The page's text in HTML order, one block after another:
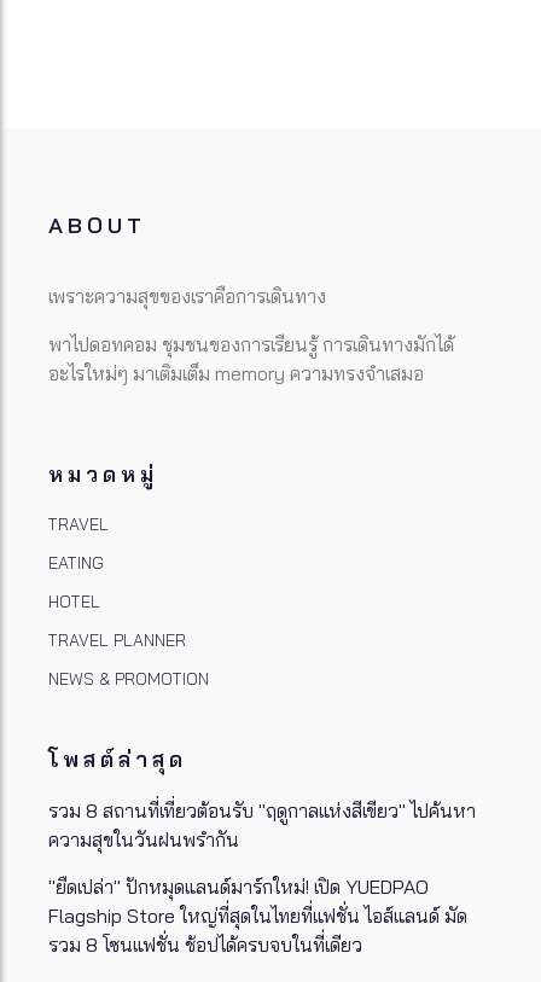
ABOUT
เพราะความสุขของเราคือการเดินทาง
พาไปดอทคอม ชุมชนของการเรียนรู้ การเดินทางมักได้
อะไรใหม่ๆ มาเติมเต็ม memory ความทรงจำเสมอ
หมวดหมู่
TRAVEL
EATING
HOTEL
TRAVEL PLANNER
NEWS & PROMOTION
โพสต์ล่าสุด
รวม 8 สถานที่เที่ยวต้อนรับ "ฤดูกาลแห่งสีเขียว" ไปค้นหา
ความสุขในวันฝนพรำกัน
"ยืดเปล่า" ปักหมุดแลนด์มาร์กใหม่! เปิด YUEDPAO
Flagship Store ใหญ่ที่สุดในไทยที่แฟชั่น ไอส์แลนด์ มัด
รวม 8 โซนแฟชั่น ช้อปได้ครบจบในที่เดียว